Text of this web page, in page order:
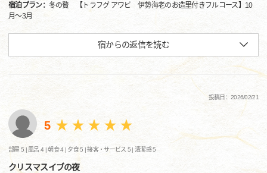
宿泊プラン： 冬の贅 【トラフグ アワビ 伊勢海老のお造里付きフルコース】10
月～3月
宿からの返信を読む
投稿日：2026/02/21
5
部屋 5 | 風呂 4 |朝食 4 | 夕食 5 |接客・サービス 5 |清潔感 5
クリスマスイブの夜